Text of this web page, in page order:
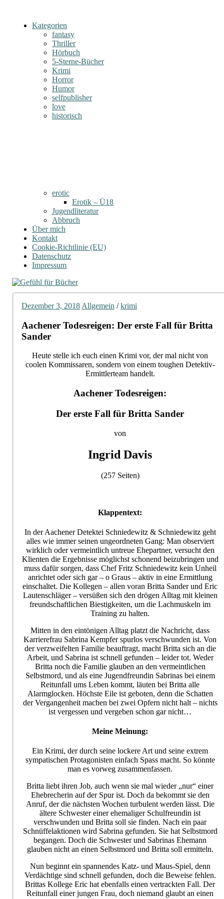
Kategorien
fantasy
Thriller
Hörbuch
5-Sterne-Bücher
Krimi
Horror
Humor
selfpublisher
love
historisch
erotic
Erotik – Ü18
Jugendliteratur
Abbruch
Über mich
Kontakt
Cookie-Richtlinie (EU)
Datenschutz
Impressum
Dezember 3, 2018 Allgemein /krimi
Aachener Todesreigen: Der erste Fall für Britta
Sander
Heute stelle ich euch einen Krimi vor, der mal nicht von
coolen Kommissaren, sondern von einem toughen Detektiv-
Ermittlerteam handelt.
Aachener Todesreigen:
Der erste Fall für Britta Sander
von
Ingrid Davis
(257 Seiten)
Klappentext:
In der Aachener Detektei Schniedewitz & Schniedewitz geht
alles wie immer seinen ungeordneten Gang: Man observiert
wirklich oder vermeintlich untreue Ehepartner, versucht den
Klienten die Ergebnisse möglichst schonend beizubringen und
muss dafür sorgen, dass Chef Fritz Schniedewitz kein Unheil
anrichtet oder sich gar – o Graus – aktiv in eine Ermittlung
einschaltet. Die Kollegen – allen voran Britta Sander und Eric
Lautenschläger – versüßen sich den drögen Alltag mit kleinen
freundschaftlichen Biestigkeiten, um die Lachmuskeln im
Training zu halten.
Mitten in den eintönigen Alltag platzt die Nachricht, dass
Karrierefrau Sabrina Kempfer spurlos verschwunden ist. Von
der verzweifelten Familie beauftragt, macht Britta sich an die
Arbeit, und Sabrina ist schnell gefunden – leider tot. Weder
Britta noch die Familie glauben an den vermeintlichen
Selbstmord, und als eine Jugendfreundin Sabrinas bei einem
Reitunfall ums Leben kommt, läuten bei Britta alle
Alarmglocken. Höchste Eile ist geboten, denn die Schatten
der Vergangenheit machen bei zwei Opfern nicht halt – nichts
ist vergessen und vergeben schon gar nicht…
Meine Meinung:
Ein Krimi, der durch seine lockere Art und seine extrem
sympatischen Protagonisten einfach Spass macht. So könnte
man es vorweg zusammenfassen.
Britta liebt ihren Job, auch wenn sie mal wieder „nur“ einer
Ehebrecherin auf der Spur ist. Doch da bekommt sie den
Anruf, der die nächsten Wochen turbulent werden lässt. Die
ältere Schwester einer ehemaliger Schulfreundin ist
verschwunden und Britta soll sie finden. Nach ein paar
Schnüffelaktionen wird Sabrina gefunden. Sie hat Selbstmord
begangen. Doch die Schwester und Sabrinas Ehemann
glauben nicht an einen Selbstmord und Britta soll ermitteln.
Nun beginnt ein spannendes Katz- und Maus-Spiel, denn
Verdächtige sind schnell gefunden, doch die Beweise fehlen.
Brittas Kollege Eric hat ebenfalls einen vertrackten Fall. Der
Reitunfall einer jungen Frau, doch niemand glaubt an einen